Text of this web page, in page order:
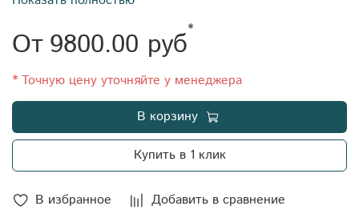
В избранное Добавить в сравнение
горизонтальные Формфактор: горизонтальная
Производитель: АКПОЛ Длина: 113 Ширина: 62 Высота:
73 Вес: 11 Объем транспортный: 0,511438 Габариты:
113x62x73 Штуцер: 1/2" - 3/4" Диаметр крышки: 32
Цвет: синий Материал наружного/внутреннего слоя:
первичный LLDPE (линейный полиэтилен низкой
плотности, ЛПНП)
От9800.00 руб*
* Точную цену уточняйте у менеджера
В корзину
Купить в 1 клик